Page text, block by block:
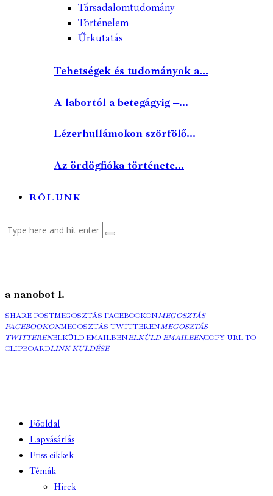
Társadalomtudomány
Történelem
Űrkutatás
Tehetségek és tudományok a...
A labortól a betegágyig –...
Lézerhullámokon szörfölő...
Az ördögfióka története...
RÓLUNK
a nanobot 1.
SHARE POSTMEGOSZTÁS FACEBOOKONMEGOSZTÁS
FACEBOOKONMEGOSZTÁS TWITTERENMEGOSZTÁS
TWITTERENELKÜLD EMAILBENELKÜLD EMAILBENCOPY URL TO
CLIPBOARDLINK KÜLDÉSE
Főoldal
Lapvásárlás
Friss cikkek
Témák
Hírek